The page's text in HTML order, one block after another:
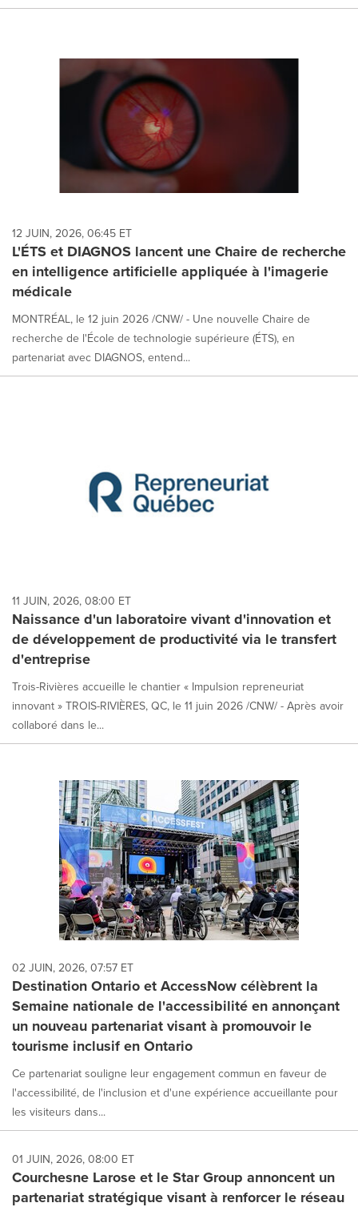
12 JUIN, 2026, 06:45 ET
L'ÉTS et DIAGNOS lancent une Chaire de recherche
en intelligence artificielle appliquée à l'imagerie
médicale
MONTRÉAL, le 12 juin 2026 /CNW/ - Une nouvelle Chaire de
recherche de l'École de technologie supérieure (ÉTS), en
partenariat avec DIAGNOS, entend...
11 JUIN, 2026, 08:00 ET
Naissance d'un laboratoire vivant d'innovation et
de développement de productivité via le transfert
d'entreprise
Trois-Rivières accueille le chantier « Impulsion repreneuriat
innovant » TROIS-RIVIÈRES, QC, le 11 juin 2026 /CNW/ - Après avoir
collaboré dans le...
02 JUIN, 2026, 07:57 ET
Destination Ontario et AccessNow célèbrent la
Semaine nationale de l'accessibilité en annonçant
un nouveau partenariat visant à promouvoir le
tourisme inclusif en Ontario
Ce partenariat souligne leur engagement commun en faveur de
l'accessibilité, de l'inclusion et d'une expérience accueillante pour
les visiteurs dans...
01 JUIN, 2026, 08:00 ET
Courchesne Larose et le Star Group annoncent un
partenariat stratégique visant à renforcer le réseau